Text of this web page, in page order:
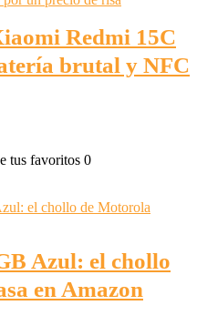
Redmi 15C
brutal y NFC
tus favoritos 0
Azul: el chollo
en Amazon